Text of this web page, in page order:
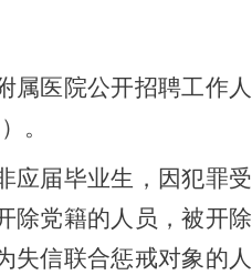
属医院公开招聘工作人
。
应届毕业生，因犯罪受
除党籍的人员，被开除
失信联合惩戒对象的人